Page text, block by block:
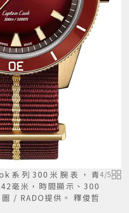
系列300米腕表，青
毫米，時間顯示、300
/ RADO提供。 釋俊哲
4/5